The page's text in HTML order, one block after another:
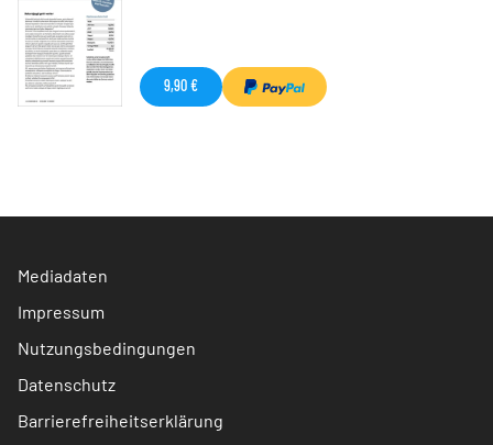
9,90 €
Mediadaten
Impressum
Nutzungsbedingungen
Datenschutz
Barrierefreiheitserklärung